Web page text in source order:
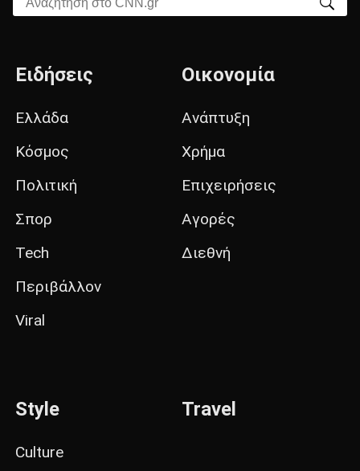
Ειδήσεις
Ελλάδα
Κόσμος
Πολιτική
Σπορ
Tech
Περιβάλλον
Viral
Οικονομία
Ανάπτυξη
Χρήμα
Επιχειρήσεις
Αγορές
Διεθνή
Style
Culture
Travel